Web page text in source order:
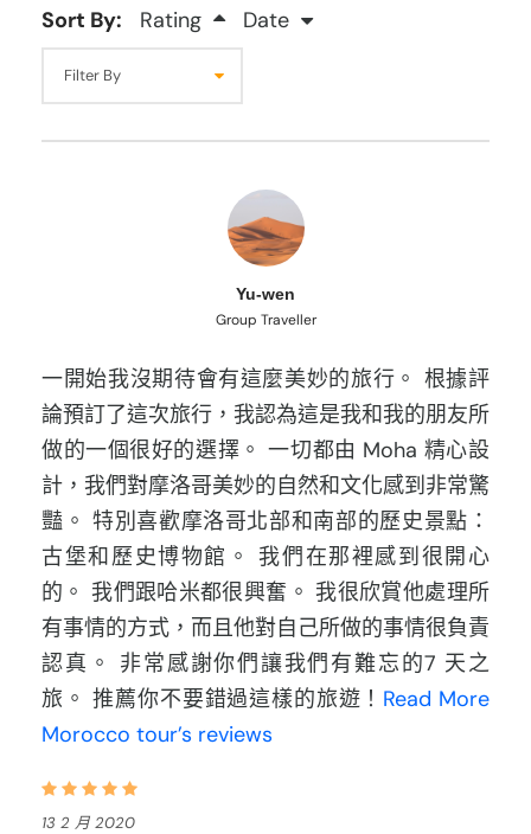
Sort By: Rating Date
Yu-wen
Group Traveller
一開始我沒期待會有這麼美妙的旅行。 根據評
論預訂了這次旅行，我認為這是我和我的朋友所
做的一個很好的選擇。 一切都由 Moha 精心設
計，我們對摩洛哥美妙的自然和文化感到非常驚
豔。 特別喜歡摩洛哥北部和南部的歷史景點：
古堡和歷史博物館。 我們在那裡感到很開心
的。 我們跟哈米都很興奮。 我很欣賞他處理所
有事情的方式，而且他對自己所做的事情很負責
認真。 非常感謝你們讓我們有難忘的7 天之
旅。 推薦你不要錯過這樣的旅遊！ Read More
Morocco tour’s reviews
13 2 月 2020